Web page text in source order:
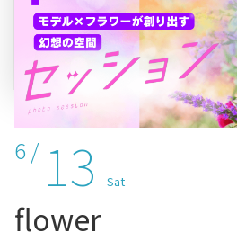
6 / 13 Sat
flower